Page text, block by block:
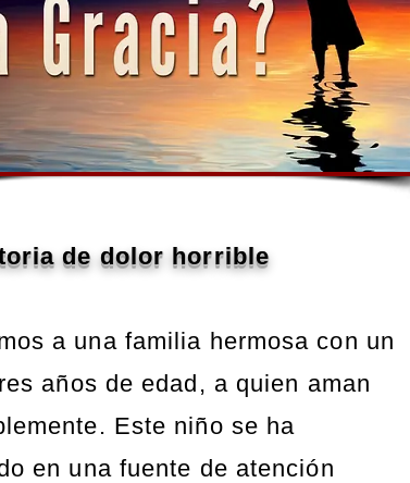
de dolor horrible
a una familia hermosa con un
años de edad, a quien aman
Este niño se ha
en una fuente de atención